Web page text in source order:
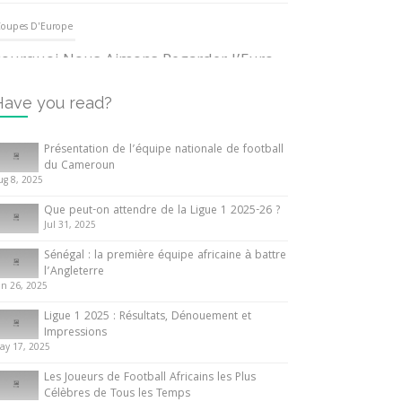
D'Europe
Nous Aimons Regarder l’Euro
June 2024
Internationales
ce que vous devez savoir sur la
d’Afrique des Nations
10 May 2024
Internationales
de l’équipe nationale de
football du Cameroun
2025
you read?
Présentation de l’équipe nationale de football
du Cameroun
8, 2025
Que peut-on attendre de la Ligue 1 2025-26 ?
Jul 31, 2025
Sénégal : la première équipe africaine à battre
l’Angleterre
26, 2025
Ligue 1 2025 : Résultats, Dénouement et
Impressions
17, 2025
Les Joueurs de Football Africains les Plus
Célèbres de Tous les Temps